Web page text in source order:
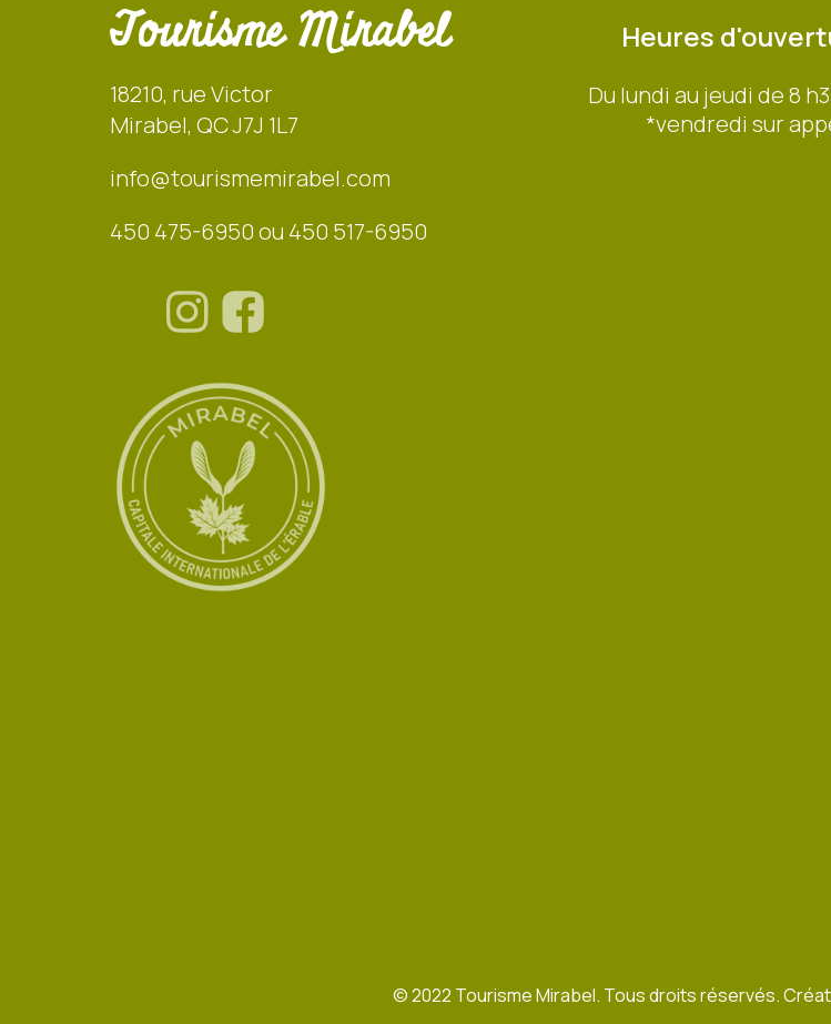
Tourisme Mirabel
18210, rue Victor
Mirabel, QC J7J 1L7
info@tourismemirabel.com
450 475-6950 ou 450 517-6950
Heures
Du lundi au jeudi de 8
*vendredi sur
©2022 Tourisme Mirabel. Tous droits réservés.